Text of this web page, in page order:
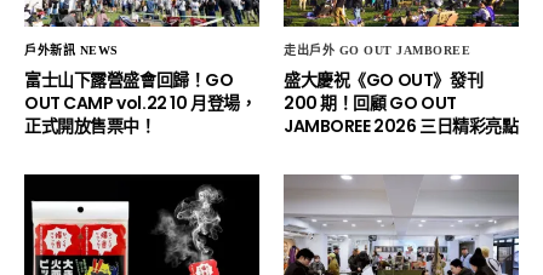
戶外新訊 NEWS
富士山下露營盛會回歸！GO
OUT CAMP vol.22 10 月登場，
正式開放售票中！
走出戶外 GO OUT JAMBOREE
盛大慶祝《GO OUT》發刊
200 期！回顧 GO OUT
JAMBOREE 2026 三日精彩亮點